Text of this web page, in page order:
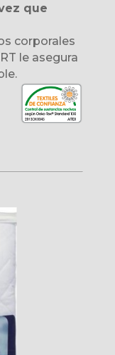
que
corporales
le asegura